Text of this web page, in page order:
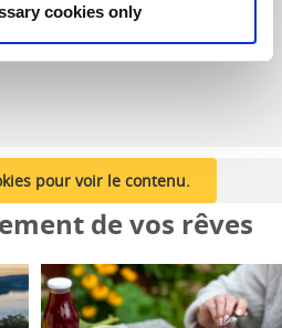
cookies only
les traditionnels restaurants de
pour voir le contenu.
de vos rêves